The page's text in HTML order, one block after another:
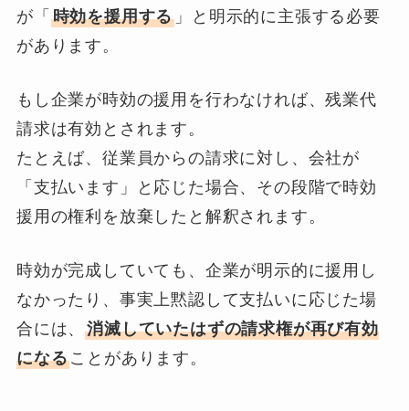
が「 時効を援用する 」と明示的に主張する必要
があります。
もし企業が時効の援用を行わなければ、残業代
請求は有効とされます。
たとえば、従業員からの請求に対し、会社が
「支払います」と応じた場合、その段階で時効
援用の権利を放棄したと解釈されます。
時効が完成していても、企業が明示的に援用し
なかったり、事実上黙認して支払いに応じた場
合には、消滅していたはずの請求権が再び有効
になることがあります。